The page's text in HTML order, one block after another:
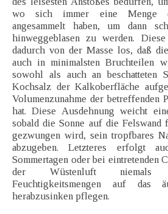
wo sich immer eine Menge
angesammelt haben, um dann
hinweggeblasen zu werden.
dadurch von der Masse los, daß
auch in minimalsten Bruchteilen
sowohl als auch an beschatteten
Kochsalz der Kalkoberfläche
Volumenzunahme der betreffenden
hat. Diese Ausdehnung weicht
sobald die Sonne auf die Felswand
gezwungen wird, sein tropfbares
abzugeben. Letzteres erfolgt
Sommertagen oder bei eintretenden
der Wüstenluft niemals
Feuchtigkeitsmengen auf das
herabzusinken pflegen.